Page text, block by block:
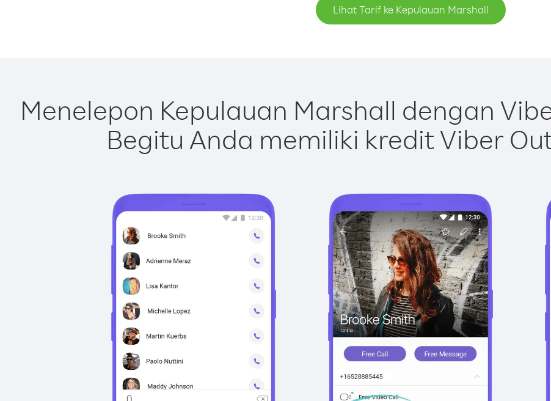
Lihat Tarif ke Kepulauan Marshall
Menelepon Kepulauan Marshall dengan
Begitu Anda memiliki kredit Viber